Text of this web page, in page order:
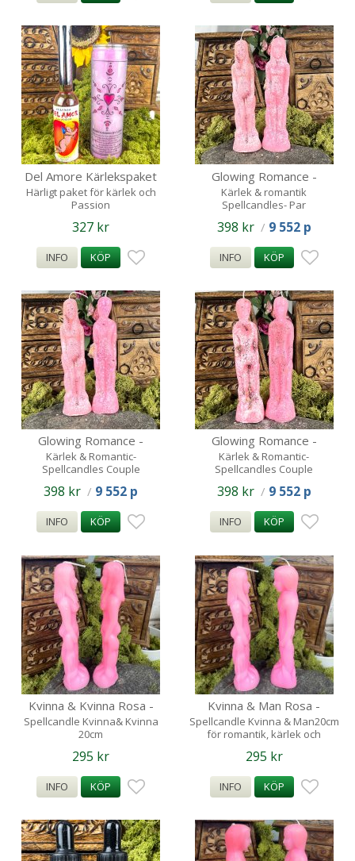
Del Amore Kärlekspaket
Härligt paket för kärlek och
Passion
327 kr
INFO KÖP
Glowing Romance -
Kvinna/Kvinna Spellcandles
Kärlek & romantik
Spellcandles- Par
398 kr / 9 552 p
INFO KÖP
Glowing Romance -
Kvinna/man Spellcandles
Kärlek & Romantic-
Spellcandles Couple
398 kr / 9 552 p
INFO KÖP
Glowing Romance -
Man/Man Spellcandles
Kärlek & Romantic-
Spellcandles Couple
398 kr / 9 552 p
INFO KÖP
Kvinna & Kvinna Rosa -
Spellcandle- Figurljus
Spellcandle Kvinna& Kvinna
20cm
kärlek.
295 kr
INFO KÖP
Kvinna & Man Rosa -
Spellcandle
Spellcandle Kvinna & Man20cm
för romantik, kärlek och
295 kr
INFO KÖP